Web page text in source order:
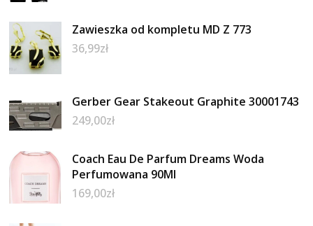
Zawieszka od kompletu MD Z 773
36,99zł
Gerber Gear Stakeout Graphite 30001743
249,00zł
Coach Eau De Parfum Dreams Woda
Perfumowana 90Ml
169,00zł